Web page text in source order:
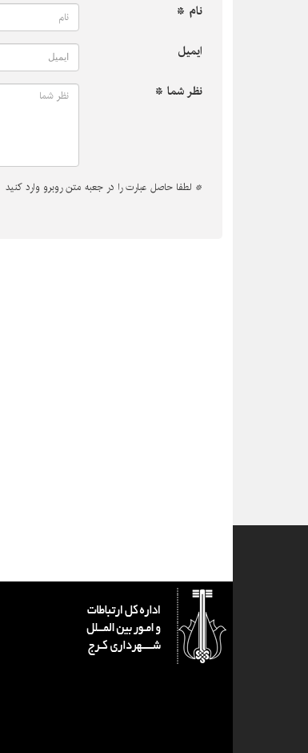
نام *
ایمیل
نظر شما *
* لطفا حاصل عبارت را در جعبه متن روبرو وارد کنید